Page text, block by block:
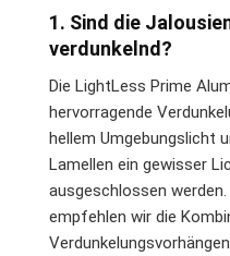
1. Sind die
verdunkelnd?
Die LightLess Prime
hervorragende
hellem Umgebungslicht
Lamellen ein gewisser
ausgeschlossen
empfehlen wir die